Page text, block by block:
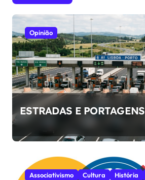
Opinião
ESTRADAS E PORTAGENS
Associativismo Cultura História